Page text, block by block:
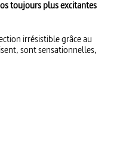
toujours plus excitantes
irrésistible grâce au
sont sensationnelles,